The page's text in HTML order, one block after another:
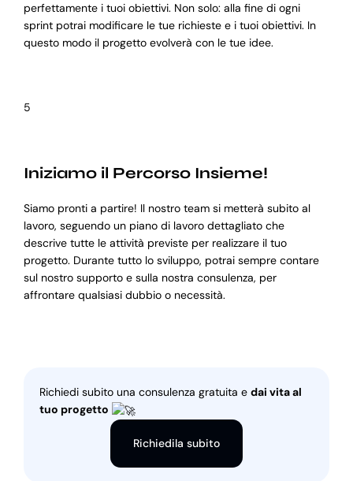
perfettamente i tuoi obiettivi. Non solo: alla fine di ogni
sprint potrai modificare le tue richieste e i tuoi obiettivi. In
questo modo il progetto evolverà con le tue idee.
5
Iniziamo il Percorso Insieme!
Siamo pronti a partire! Il nostro team si metterà subito al
lavoro, seguendo un piano di lavoro dettagliato che
descrive tutte le attività previste per realizzare il tuo
progetto. Durante tutto lo sviluppo, potrai sempre contare
sul nostro supporto e sulla nostra consulenza, per
affrontare qualsiasi dubbio o necessità.
Richiedi subito una consulenza gratuita e dai vita al
tuo progetto
Richiedila subito